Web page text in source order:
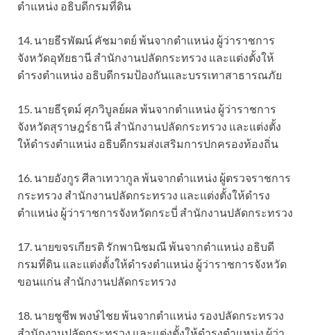
ตำแหน่ง อธิบดีกรมที่ดิน
14. นายธีรพัฒน์ คัชมาตย์ พ้นจากตำแหน่ง ผู้ว่าราชการ
จังหวัดอุทัยธานี สำนักงานปลัดกระทรวง และแต่งตั้งให้
ดำรงตำแหน่ง อธิบดีกรมป้องกันและบรรเทาสาธารณภัย
15. นายธีรุตม์ ศุภวิบูลย์ผล พ้นจากตำแหน่ง ผู้ว่าราชการ
จังหวัดสุราษฎร์ธานี สำนักงานปลัดกระทรวง และแต่งตั้ง
ให้ดำรงตำแหน่ง อธิบดีกรมส่งเสริมการปกครองท้องถิ่น
16. นายอังกูร ศีลาเทวากูล พ้นจากตำแหน่ง ผู้ตรวจราชการ
กระทรวง สำนักงานปลัดกระทรวง และแต่งตั้งให้ดำรง
ตำแหน่ง ผู้ว่าราชการจังหวัดกระบี่ สำนักงานปลัดกระทรวง
17. นายขจรเกียรติ รักพานิชมณี พ้นจากตำแหน่ง อธิบดี
กรมที่ดิน และแต่งตั้งให้ดำรงตำแหน่ง ผู้ว่าราชการจังหวัด
ขอนแก่น สำนักงานปลัดกระทรวง
18. นายชูชีพ พงษ์ไชย พ้นจากตำแหน่ง รองปลัดกระทรวง